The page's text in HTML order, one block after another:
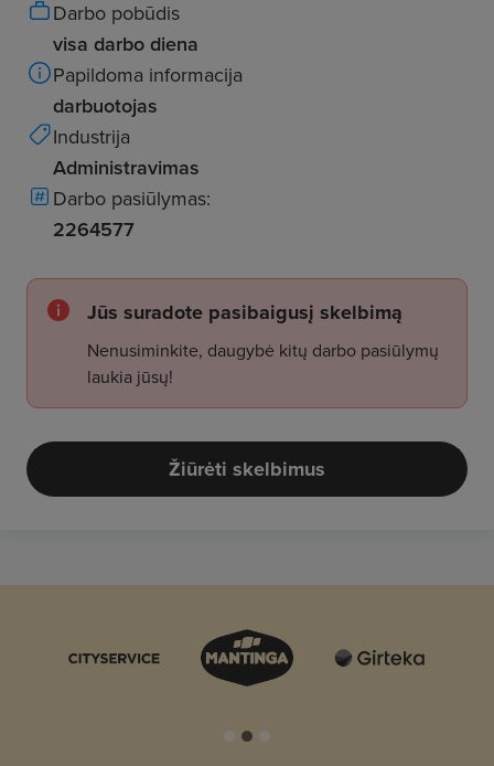
Darbo pobūdis
visa darbo diena
Papildoma informacija
darbuotojas
Industrija
Administravimas
Darbo pasiūlymas:
2264577
Jūs suradote pasibaigusį skelbimą
Nenusiminkite, daugybė kitų darbo pasiūlymų
laukia jūsų!
Žiūrėti skelbimus